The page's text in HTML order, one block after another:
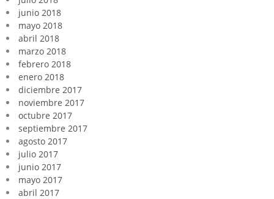
junio 2018
mayo 2018
abril 2018
marzo 2018
febrero 2018
enero 2018
diciembre 2017
noviembre 2017
octubre 2017
septiembre 2017
agosto 2017
julio 2017
junio 2017
mayo 2017
abril 2017